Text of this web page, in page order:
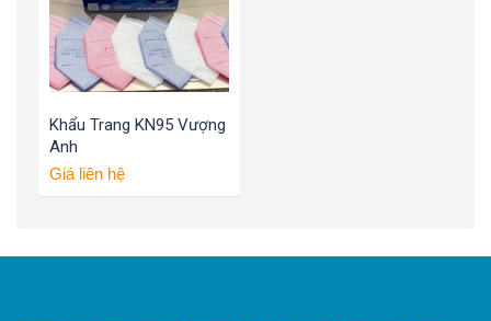
Khẩu Trang KN95 Vượng
Anh
Giá liên hệ